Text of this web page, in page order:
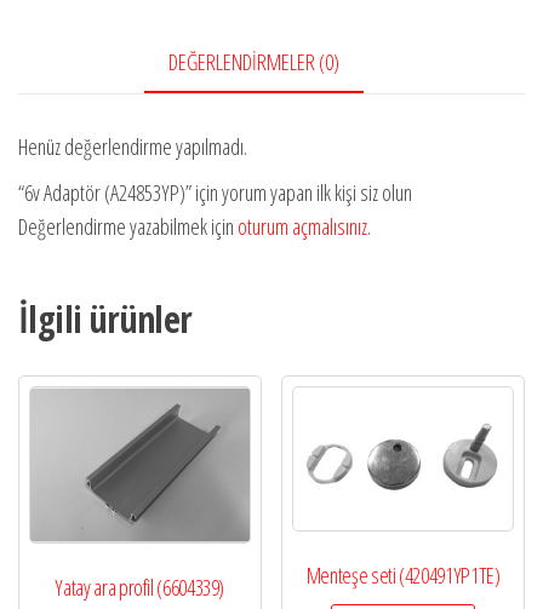
DEĞERLENDIRMELER (0)
Henüz değerlendirme yapılmadı.
“6v Adaptör (A24853YP)” için yorum yapan ilk kişi siz olun
Değerlendirme yazabilmek için oturum açmalısınız.
İlgili ürünler
Yatay ara profil (6604339) Menteşe seti (420491YP1TE)